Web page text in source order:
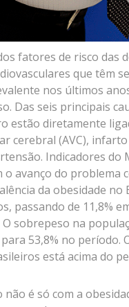
fatores de risco das
que têm
nos últimos
Das seis principais
estão diretamente
cerebral (AVC),
Indicadores do
o avanço do problema
da obesidade no
passando de 11,8%
O sobrepeso na
53,8% no período.
está acima do
não é só com a